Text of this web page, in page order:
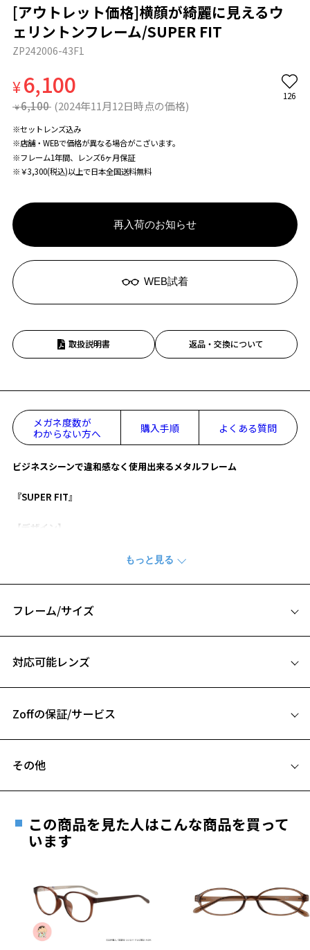
[アウトレット価格]横顔が綺麗に見えるウ
ェリントンフレーム/SUPER FIT
ZP242006-43F1
¥6,100
¥ 6,100 (2024年11月12日時点の価格)
126
お気に入り
※セットレンズ込み
※店舗・WEBで価格が異なる場合がこざいます。
※フレーム1年間、レンズ6ヶ月保証
※￥3,300(税込)以上で日本全国送料無料
再入荷のお知らせ
WEB試着
取扱説明書 返品・交換について
メガネ度数が
わからない方へ
購入手順 よくある質問
ビジネスシーンで違和感なく使用出来るメタルフレーム
『SUPER FIT』
【デザイン】
ないストレスフリーな掛け心地。
【カラー】
ZP242006-14E1：定番のブラック。
ZP242006-15E1：スタイリッシュな印象のシルバー。
ZP242006-72F1：使いやすいネイビー。（マット）
オンオフ問わずお使いいただけます！
※柄や色味の出方に個体差があり、画像と異なる場合がございます。
ビジネス ページをみる
ズ、汚れなどがあるB級品ではございません。
フレーム/サイズ
B ブリッジ(鼻部分)の横幅：16mm
お持ちのZoffメガネサイズを確認するには？
対応可能レンズ
フレームとレンズの合計料金を知りたい方へ
Zoffの保証/サービス
安心1 フレーム１年間品質保証
きます。
※保証期間内に交換が行われた場合、保証期間は初期の期間から
延長されません。
その他
ご希望のお客さまは、「レンズ交換券」をお選びのうえ、
最寄りのZoff実店舗にてレンズをお買い求めください。
※サングラスやパッケージ品では「レンズ交換券」はお選び
談ください。
＜メガネの度数情報がわからない方へ＞
この商品を見た人はこんな商品を買って
います